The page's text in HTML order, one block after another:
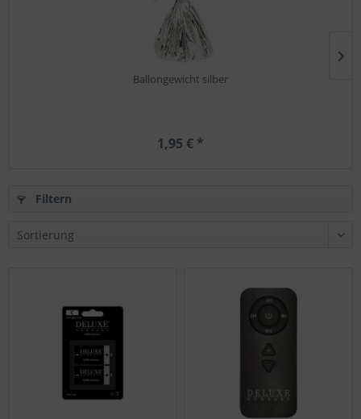
Ballongewicht silber
1,95 € *
Filtern